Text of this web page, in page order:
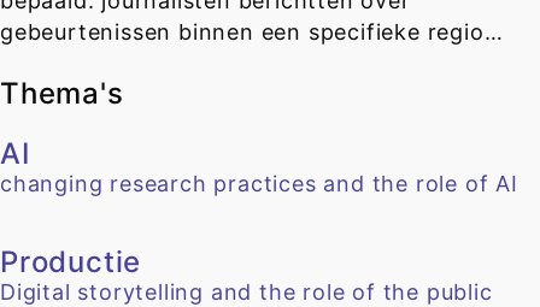
gebeurtenissen binnen een specifieke regio…
Thema's
AI
changing research practices and the role of AI
Productie
Digital storytelling and the role of the public